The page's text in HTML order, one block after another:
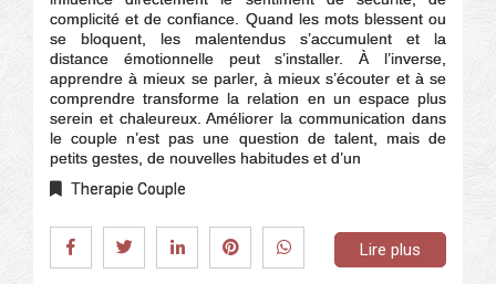
complicité et de confiance. Quand les mots blessent ou
se bloquent, les malentendus s’accumulent et la
distance émotionnelle peut s’installer. À l’inverse,
apprendre à mieux se parler, à mieux s’écouter et à se
comprendre transforme la relation en un espace plus
serein et chaleureux. Améliorer la communication dans
le couple n’est pas une question de talent, mais de
petits gestes, de nouvelles habitudes et d’un
Therapie Couple
Lire plus